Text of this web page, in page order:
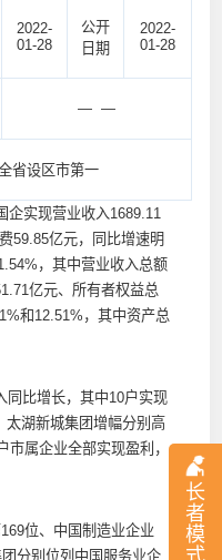
长
者
模
式
2022-
01-28
公开
日期
2022-
01-28
— —
省设区市第一
实现营业收入1689.11
59.85亿元，同比增速明
，其中营业收入总额
亿元、所有者权益总
和12.51%，其中资产总
比增长，其中10户实现
太湖新城集团增幅分别高
属企业全部实现盈利，
位、中国制造业企业
分别位列中国服务业企